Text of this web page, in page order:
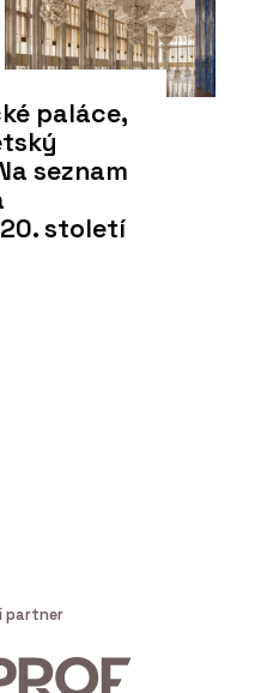
paláce,
seznam
století
partner